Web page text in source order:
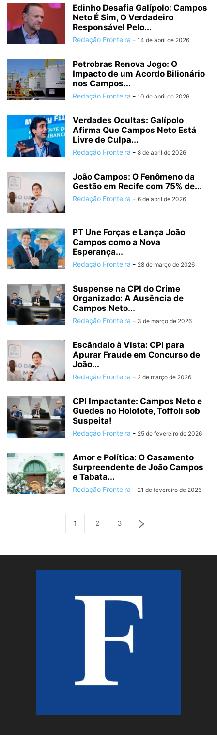
Edinho Desafia Galípolo: Campos
Neto É Sim, O Verdadeiro
Responsável Pelo...
Redação Fronteira - 14 de abril de 2026
Petrobras Renova Jogo: O
Impacto de um Acordo Bilionário
nos Campos...
Redação Fronteira - 10 de abril de 2026
Verdades Ocultas: Galípolo
Afirma Que Campos Neto Está
Livre de Culpa...
Redação Fronteira - 8 de abril de 2026
João Campos: O Fenômeno da
Gestão em Recife com 75% de...
Redação Fronteira - 6 de abril de 2026
PT Une Forças e Lança João
Campos como a Nova
Esperança...
Redação Fronteira - 28 de março de 2026
Suspense na CPI do Crime
Organizado: A Ausência de
Campos Neto...
Redação Fronteira - 3 de março de 2026
Escândalo à Vista: CPI para
Apurar Fraude em Concurso de
João...
Redação Fronteira - 2 de março de 2026
CPI Impactante: Campos Neto e
Guedes no Holofote, Toffoli sob
Suspeita!
Redação Fronteira - 25 de fevereiro de 2026
Amor e Política: O Casamento
Surpreendente de João Campos
e Tabata...
Redação Fronteira - 21 de fevereiro de 2026
1 2 3